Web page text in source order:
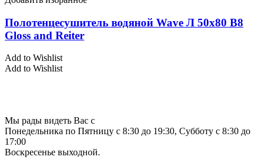
Полотенцесушитель водяной Wave Л 50х80 В8
Gloss and Reiter
Add to Wishlist
Add to Wishlist
Мы рады видеть Вас с
Понедельника по Пятницу с 8:30 до 19:30, Субботу с 8:30 до
17:00
Воскресенье выходной.